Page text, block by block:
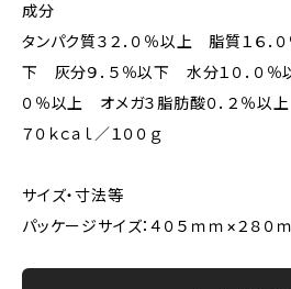
成分
タンパク質３２．０％以上 脂質１６．
下 灰分９．５％以下 水分１０．０％
０％以上 オメガ３脂肪酸０．２％
７０ｋｃａｌ／１００ｇ
サイズ・寸法等
パッケージサイズ：４０５ｍｍ×２８０